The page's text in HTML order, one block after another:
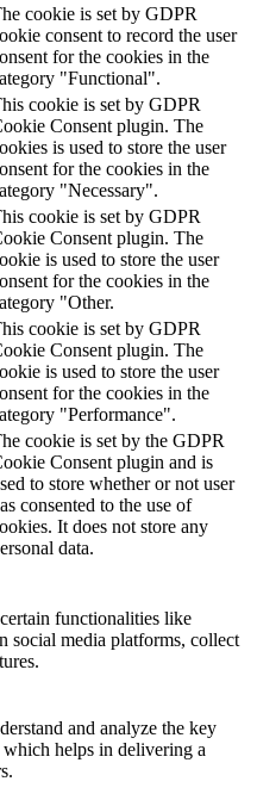
cookie is set by GDPR
consent to record the user
for the cookies in the
"Functional".
cookie is set by GDPR
Consent plugin. The
is used to store the user
for the cookies in the
"Necessary".
cookie is set by GDPR
Consent plugin. The
is used to store the user
for the cookies in the
"Other.
cookie is set by GDPR
Consent plugin. The
is used to store the user
for the cookies in the
"Performance".
cookie is set by the GDPR
Consent plugin and is
to store whether or not user
consented to the use of
It does not store any
data.
functionalities like
social media platforms, collect
and analyze the key
helps in delivering a